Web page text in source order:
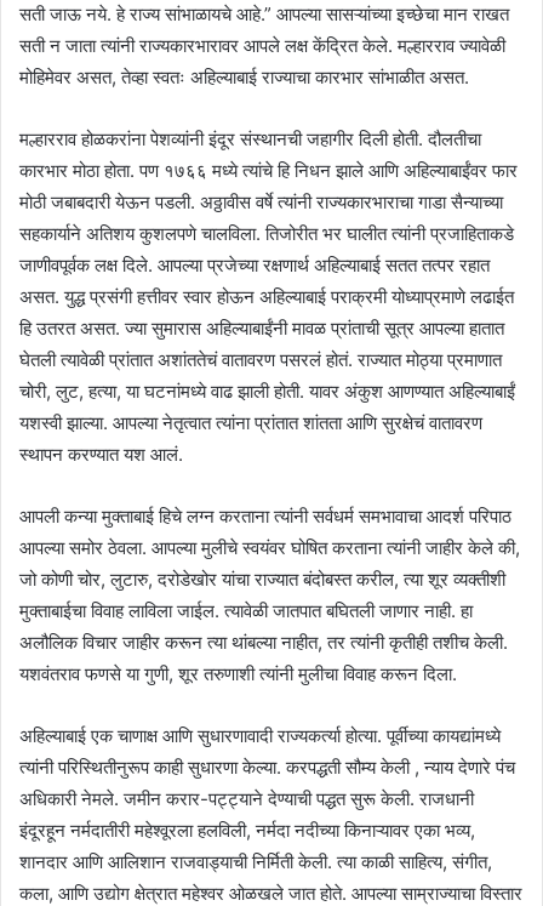
सती जाऊ नये. हे राज्य सांभाळायचे आहे.” आपल्या सासऱ्यांच्या इच्छेचा मान राखत
सती न जाता त्यांनी राज्यकारभारावर आपले लक्ष केंद्रित केले. मल्हारराव ज्यावेळी
मोहिमेवर असत, तेव्हा स्वतः अहिल्याबाई राज्याचा कारभार सांभाळीत असत.
मल्हारराव होळकरांना पेशव्यांनी इंदूर संस्थानची जहागीर दिली होती. दौलतीचा
कारभार मोठा होता. पण १७६६ मध्ये त्यांचे हि निधन झाले आणि अहिल्याबाईंवर फार
मोठी जबाबदारी येऊन पडली. अठ्ठावीस वर्षे त्यांनी राज्यकारभाराचा गाडा सैन्याच्या
सहकार्याने अतिशय कुशलपणे चालविला. तिजोरीत भर घालीत त्यांनी प्रजाहिताकडे
जाणीवपूर्वक लक्ष दिले. आपल्या प्रजेच्या रक्षणार्थ अहिल्याबाई सतत तत्पर रहात
असत. युद्ध प्रसंगी हत्तीवर स्वार होऊन अहिल्याबाई पराक्रमी योध्याप्रमाणे लढाईत
हि उतरत असत. ज्या सुमारास अहिल्याबाईंनी मावळ प्रांताची सूत्र आपल्या हातात
घेतली त्यावेळी प्रांतात अशांततेचं वातावरण पसरलं होतं. राज्यात मोठ्या प्रमाणात
चोरी, लुट, हत्या, या घटनांमध्ये वाढ झाली होती. यावर अंकुश आणण्यात अहिल्याबाईं
यशस्वी झाल्या. आपल्या नेतृत्वात त्यांना प्रांतात शांतता आणि सुरक्षेचं वातावरण
स्थापन करण्यात यश आलं.
आपली कन्या मुक्ताबाई हिचे लग्न करताना त्यांनी सर्वधर्म समभावाचा आदर्श परिपाठ
आपल्या समोर ठेवला. आपल्या मुलीचे स्वयंवर घोषित करताना त्यांनी जाहीर केले की,
जो कोणी चोर, लुटारु, दरोडेखोर यांचा राज्यात बंदोबस्त करील, त्या शूर व्यक्तीशी
मुक्ताबाईचा विवाह लाविला जाईल. त्यावेळी जातपात बघितली जाणार नाही. हा
अलौलिक विचार जाहीर करून त्या थांबल्या नाहीत, तर त्यांनी कृतीही तशीच केली.
यशवंतराव फणसे या गुणी, शूर तरुणाशी त्यांनी मुलीचा विवाह करून दिला.
अहिल्याबाई एक चाणाक्ष आणि सुधारणावादी राज्यकर्त्या होत्या. पूर्वीच्या कायद्यांमध्ये
त्यांनी परिस्थितीनुरूप काही सुधारणा केल्या. करपद्धती सौम्य केली , न्याय देणारे पंच
अधिकारी नेमले. जमीन करार-पट्ट्याने देण्याची पद्धत सुरू केली. राजधानी
इंदूरहून नर्मदातीरी महेश्वूरला हलविली, नर्मदा नदीच्या किनाऱ्यावर एका भव्य,
शानदार आणि आलिशान राजवाड्याची निर्मिती केली. त्या काळी साहित्य, संगीत,
कला, आणि उद्योग क्षेत्रात महेश्वर ओळखले जात होते. आपल्या साम्राज्याचा विस्तार